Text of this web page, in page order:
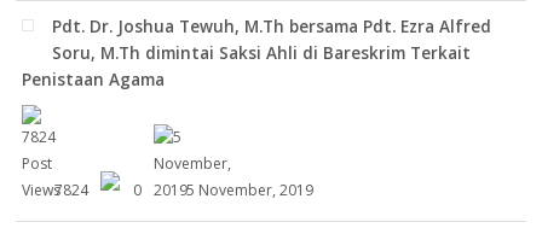
Pdt. Dr. Joshua Tewuh, M.Th bersama Pdt. Ezra Alfred
Soru, M.Th dimintai Saksi Ahli di Bareskrim Terkait
Penistaan Agama
7824 0 5 November, 2019